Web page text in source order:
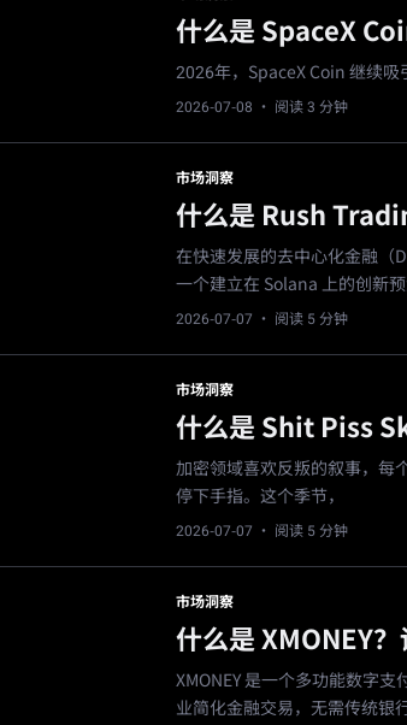
什么是 SpaceX
2026年，SpaceX Coin 继续吸
2026-07-08 · 阅读 3 分钟
市场洞察
什么是 Rush
在快速发展的去中心化金融（
一个建立在 Solana 上的创新
2026-07-07 · 阅读 5 分钟
市场洞察
什么是 Shit Piss
加密领域喜欢反叛的叙事，每
停下手指。这个季节，
2026-07-07 · 阅读 5 分钟
市场洞察
什么是 XMONEY
XMONEY 是一个多功能数字
业简化金融交易，无需传统银